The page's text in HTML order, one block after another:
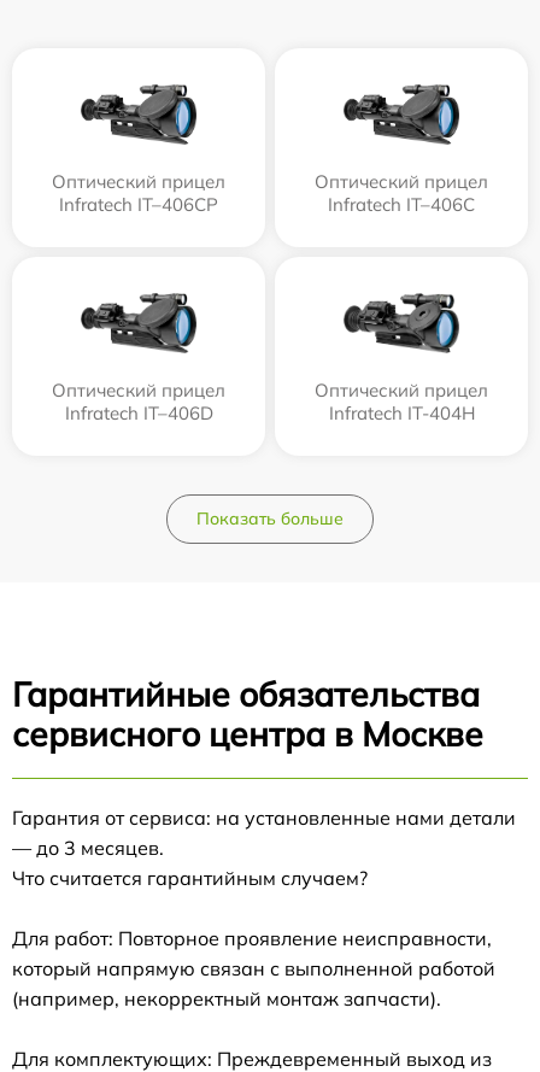
Оптический прицел
Infratech IT–406СP
Оптический прицел
Infratech IT–406С
Оптический прицел
Infratech IT–406D
Оптический прицел
Infratech IT-404H
Показать больше
Гарантийные обязательства
сервисного центра в Москве
Гарантия от сервиса: на установленные нами детали
— до 3 месяцев.
Что считается гарантийным случаем?
Для работ: Повторное проявление неисправности,
который напрямую связан с выполненной работой
(например, некорректный монтаж запчасти).
Для комплектующих: Преждевременный выход из